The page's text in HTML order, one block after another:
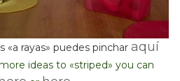
«a rayas» puedes pinchar aquí
ideas to «striped» you can